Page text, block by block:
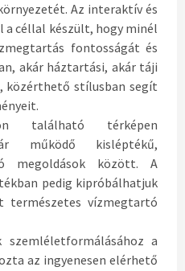
Az interaktív és
céllal készült, hogy minél
fontosságát és
akár háztartási, akár táji
közérthető stílusban segít
található térképen
működő kisléptékű,
megoldások között. A
pedig kipróbálhatjuk
vízmegtartó
szemléletformálásához a
az ingyenesen elérhető